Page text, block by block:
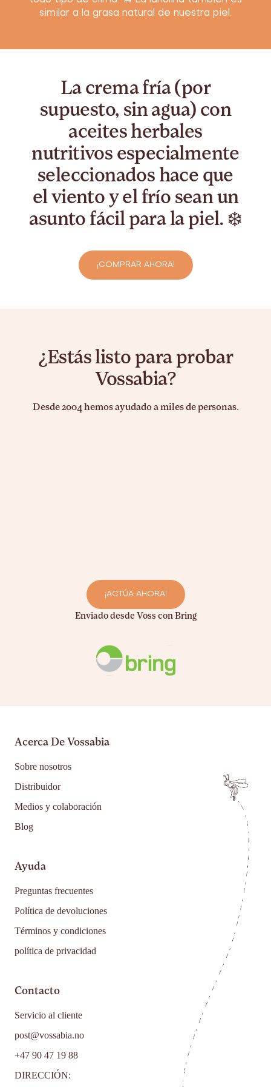
similar a la grasa natural de nuestra piel.
La crema fría (por
supuesto, sin agua) con
aceites herbales
nutritivos especialmente
seleccionados hace que
el viento y el frío sean un
asunto fácil para la piel. ❄️
¡COMPRAR AHORA!
Desde 2004 hemos ayudado a miles de personas.
¿Estás listo para probar
Vossabia?
¡ACTÚA AHORA!
Enviado desde Voss con Bring
Acerca De Vossabia
Sobre nosotros
Distribuidor
Medios y colaboración
Blog
Ayuda
Preguntas frecuentes
Política de devoluciones
Términos y condiciones
política de privacidad
Contacto
Servicio al cliente
post@vossabia.no
+47 90 47 19 88
DIRECCIÓN: